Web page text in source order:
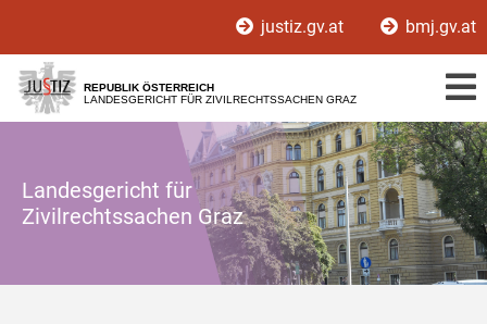
[1]
[2]
[3]
justiz.gv.at bmj.gv.at
REPUBLIK ÖSTERREICH
LANDESGERICHT FÜR ZIVILRECHTSSACHEN GRAZ
Landesgericht für
Zivilrechtssachen Graz